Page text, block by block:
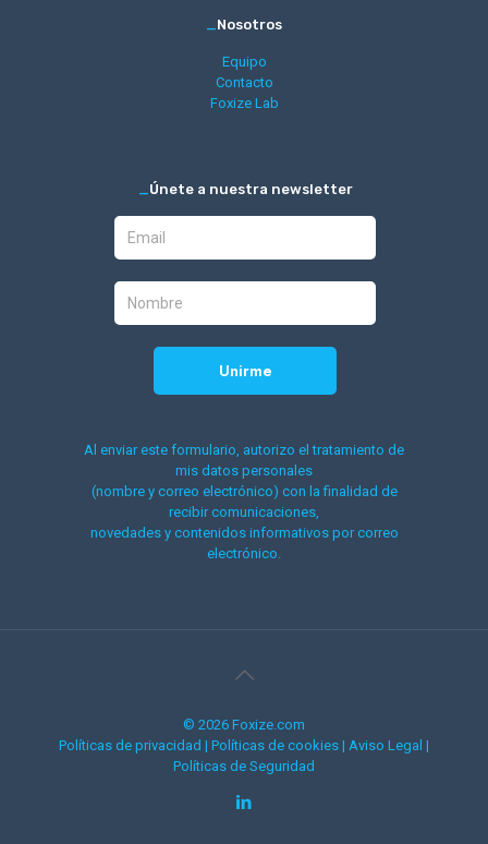
Nosotros
Equipo
Contacto
Foxize Lab
Únete a nuestra newsletter
Al enviar este formulario, autorizo el tratamiento de
mis datos personales
(nombre y correo electrónico) con la finalidad de
recibir comunicaciones,
novedades y contenidos informativos por correo
electrónico.
© 2026 Foxize.com
Políticas de privacidad | Políticas de cookies | Aviso Legal |
Políticas de Seguridad